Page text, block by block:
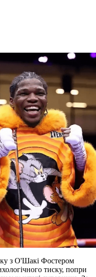
з О'Шакі Фостером
тиску, попри